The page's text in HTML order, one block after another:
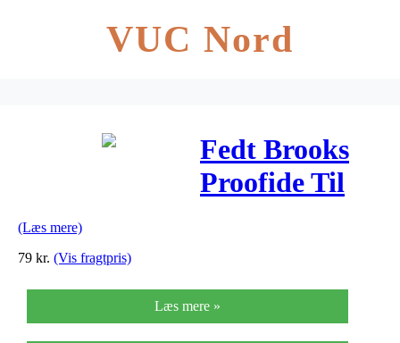
VUC Nord
Fedt Brooks
Proofide Til
(Læs mere)
79 kr. (Vis fragtpris)
Læs mere »